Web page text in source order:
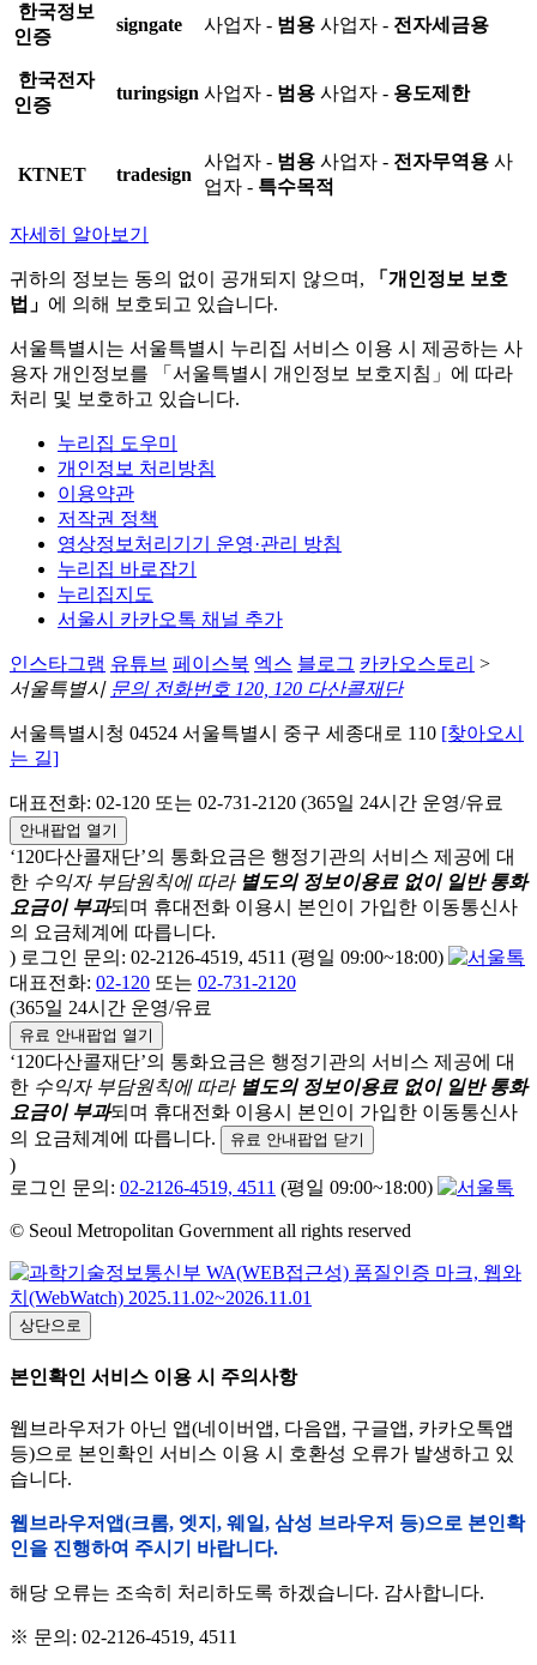
한국정보
인증
signgate 사업자 - 범용 사업자 - 전자세금용
한국전자
인증
turingsign 사업자 - 범용 사업자 - 용도제한
KTNET tradesign
사업자 - 범용 사업자 - 전자무역용 사
업자 - 특수목적
자세히 알아보기
귀하의 정보는 동의 없이 공개되지 않으며,
「개인정보 보호
법」 에 의해 보호되고 있습니다.
서울특별시는 서울특별시 누리집 서비스 이용 시 제공하는 사
용자 개인정보를 「서울특별시 개인정보 보호지침」에 따라
처리 및 보호하고 있습니다.
누리집 도우미
개인정보 처리방침
이용약관
저작권 정책
영상정보처리기기 운영·관리 방침
누리집 바로잡기
누리집지도
서울시 카카오톡 채널 추가
인스타그램 유튜브 페이스북 엑스 블로그 카카오스토리 >
서울특별시 문의 전화번호 120, 120 다산콜재단
서울특별시청 04524 서울특별시 중구 세종대로 110 [찾아오시
는 길]
대표전화: 02-120 또는 02-731-2120 (365일 24시간 운영/유료
안내팝업 열기
‘120다산콜재단’의 통화요금은 행정기관의 서비스 제공에 대
한 수익자 부담원칙에 따라 별도의 정보이용료 없이 일반 통화
요금이 부과되며 휴대전화 이용시 본인이 가입한 이동통신사
의 요금체계에 따릅니다.
) 로그인 문의: 02-2126-4519, 4511 (평일 09:00~18:00)
대표전화: 02-120 또는 02-731-2120
(365일 24시간 운영/유료
유료 안내팝업 열기
‘120다산콜재단’의 통화요금은 행정기관의 서비스 제공에 대
한 수익자 부담원칙에 따라 별도의 정보이용료 없이 일반 통화
요금이 부과되며 휴대전화 이용시 본인이 가입한 이동통신사
의 요금체계에 따릅니다.
유료 안내팝업 닫기
)
로그인 문의: 02-2126-4519, 4511 (평일 09:00~18:00)
© Seoul Metropolitan Government all rights reserved
상단으로
본인확인 서비스 이용 시 주의사항
웹브라우저가 아닌 앱(네이버앱, 다음앱, 구글앱, 카카오톡앱
등)으로 본인확인 서비스 이용 시 호환성 오류가 발생하고 있
습니다.
웹브라우저앱(크롬, 엣지, 웨일, 삼성 브라우저 등)으로 본인확
인을 진행하여 주시기 바랍니다.
해당 오류는 조속히 처리하도록 하겠습니다. 감사합니다.
※ 문의: 02-2126-4519, 4511